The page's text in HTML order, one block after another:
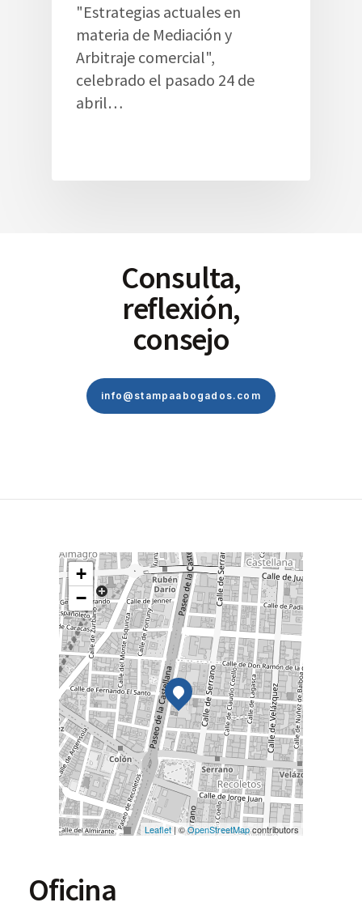
"Estrategias actuales en
materia de Mediación y
Arbitraje comercial",
celebrado el pasado 24 de
abril…
Consulta,
reflexión,
consejo
info@stampaabogados.com
+
−
Leaflet| ©OpenStreetMapcontributors
Oficina